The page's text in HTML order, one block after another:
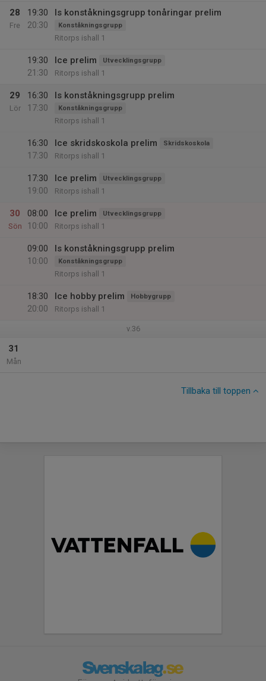
28
Fre
19:30
20:30
Is konståkningsgrupp tonåringar prelim
Konståkningsgrupp
Ritorps ishall 1
19:30
21:30
Ice prelim Utvecklingsgrupp
Ritorps ishall 1
29
Lör
16:30
17:30
Is konståkningsgrupp prelim
Konståkningsgrupp
Ritorps ishall 1
16:30
17:30
Ice skridskoskola prelim Skridskoskola
Ritorps ishall 1
17:30
19:00
Ice prelim Utvecklingsgrupp
Ritorps ishall 1
30
Sön
08:00
10:00
Ice prelim Utvecklingsgrupp
Ritorps ishall 1
09:00
10:00
Is konståkningsgrupp prelim
Konståkningsgrupp
Ritorps ishall 1
18:30
20:00
Ice hobby prelim Hobbygrupp
Ritorps ishall 1
v.36
31
Mån
Tillbaka till toppen